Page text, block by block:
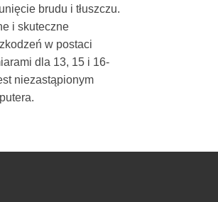
brudu i tłuszczu.
i skuteczne
w postaci
dla 13, 15 i 16-
niezastąpionym